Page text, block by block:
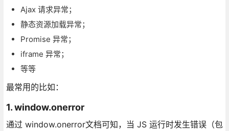
Ajax 请求异常；
静态资源加载异常；
Promise 异常；
iframe 异常；
等等
最常用的比如：
1. window.onerror
通过 window.onerror文档可知，当 JS 运行时发生错误（包